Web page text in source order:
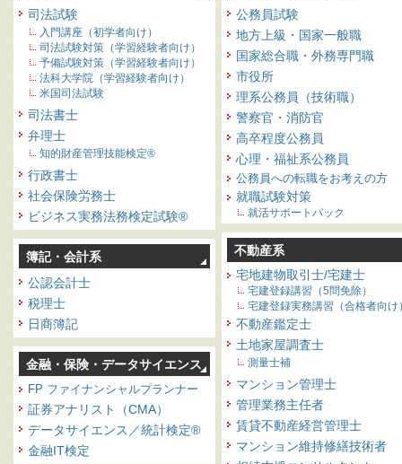
司法試験
入門講座（初学者向け）
司法試験対策（学習経験者向け）
予備試験対策（学習経験者向け）
法科大学院（学習経験者向け）
米国司法試験
司法書士
弁理士
知的財産管理技能検定®
行政書士
社会保険労務士
ビジネス実務法務検定試験®
簿記・会計系
公認会計士
税理士
日商簿記
金融・保険・データサイエンス
FP ファイナンシャルプランナー
証券アナリスト（CMA）
データサイエンス／統計検定®
金融IT検定
公務員試験
地方上級・国家一般職
国家総合職・外務専門職
市役所
理系公務員（技術職）
警察官・消防官
高卒程度公務員
心理・福祉系公務員
公務員への転職をお考えの方
就職試験対策
就活サポートパック
不動産系
宅地建物取引士/宅建士
宅建登録講習（5問免除）
宅建登録実務講習（合格者向け
不動産鑑定士
土地家屋調査士
測量士補
マンション管理士
管理業務主任者
賃貸不動産経営管理士
マンション維持修繕技術者